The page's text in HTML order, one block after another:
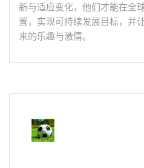
新与适应变化，他们才能在全
置，实现可持续发展目标，并
来的乐趣与激情。